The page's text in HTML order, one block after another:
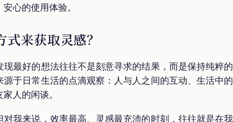
心的使用体验。
来获取灵感？
最好的想法往往不是刻意寻求的结果，而是保持纯粹
于日常生活的点滴观察：人与人之间的互动、生活中
人的闲谈。
我来说，效率最高、灵感最充沛的时刻，往往就是在